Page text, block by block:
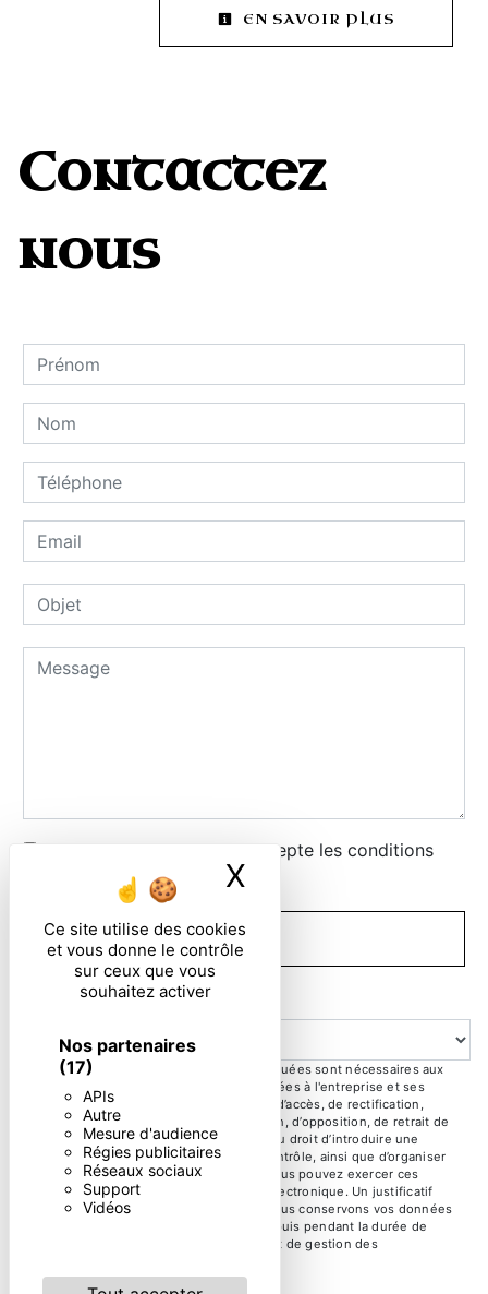
Ce site utilise des cookies
et vous donne le contrôle
sur ceux que vous
souhaitez activer
Nos partenaires
(17)
APIs
Autre
Mesure d'audience
Régies publicitaires
Réseaux sociaux
Support
Vidéos
X
EN SAVOIR PLUS
Contactez
nous
En cochant cette case, j'accepte les conditions
particulières ci-dessous **
ENVOYER
Question
** Les données personnelles communiquées sont nécessaires aux
fins de vous contacter. Elles sont destinées à l'entreprise et ses
sous-traitants. Vous disposez de droits d’accès, de rectification,
d’effacement, de portabilité, de limitation, d’opposition, de retrait de
votre consentement à tout moment et du droit d’introduire une
réclamation auprès d’une autorité de contrôle, ainsi que d’organiser
le sort de vos données post-mortem. Vous pouvez exercer ces
droits par voie postale ou par courrier électronique. Un justificatif
d'identité pourra vous être demandé. Nous conservons vos données
pendant la période de prise de contact puis pendant la durée de
prescription légale aux fins probatoire et de gestion des